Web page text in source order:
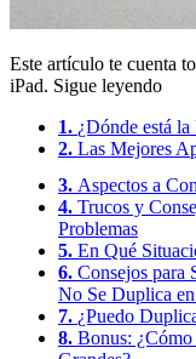
Este artículo te cuenta
iPad. Sigue leyendo
1. ¿Dónde está
2. Las Mejores
3. Aspectos a
4. Trucos y
Problemas
5. En Qué
6. Consejos para
No Se Duplica
7. ¿Puedo
8. Bonus: